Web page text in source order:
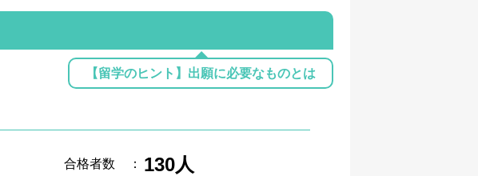
【留学のヒント】出願に必要なものとは
合格者数 ： 130人